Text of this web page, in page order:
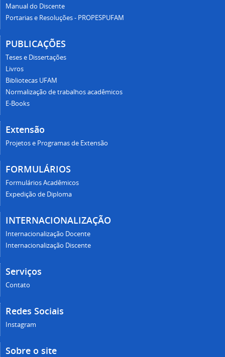
Manual do Discente
Portarias e Resoluções - PROPESPUFAM
PUBLICAÇÕES
Teses e Dissertações
Livros
Bibliotecas UFAM
Normalização de trabalhos acadêmicos
E-Books
Extensão
Projetos e Programas de Extensão
FORMULÁRIOS
Formulários Acadêmicos
Expedição de Diploma
INTERNACIONALIZAÇÃO
Internacionalização Docente
Internacionalização Discente
Serviços
Contato
Redes Sociais
Instagram
Sobre o site